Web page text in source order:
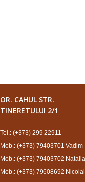
OR. CAHUL STR.
TINERETULUI 2/1
Tel.: (+373) 299 22911
Mob.: (+373) 79403701 Vadim
Mob.: (+373) 79403702 Natalia
Mob.: (+373) 79608692 Nicolai